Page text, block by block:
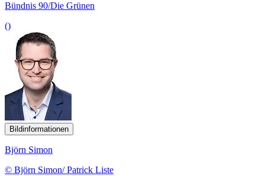
Bündnis 90/Die Grünen
()
Bildinformationen
Björn Simon
© Björn Simon/ Patrick Liste